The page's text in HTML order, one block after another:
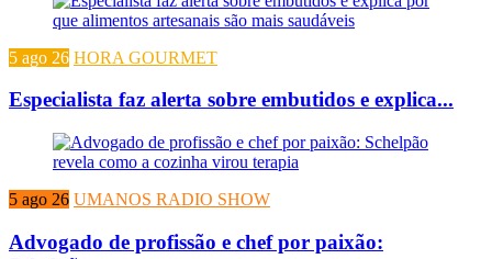
5 ago 26 HORA GOURMET
Especialista faz alerta sobre embutidos e explica...
5 ago 26 UMANOS RADIO SHOW
Advogado de profissão e chef por paixão: